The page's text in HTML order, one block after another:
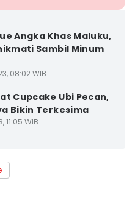
Angka Khas Maluku,
Sambil Minum
08:02 WIB
Cupcake Ubi Pecan,
Bikin Terkesima
11:05 WIB